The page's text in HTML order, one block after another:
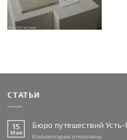
СТАТЬИ
15
Май
Бюро путешествий
Комментарии котключены